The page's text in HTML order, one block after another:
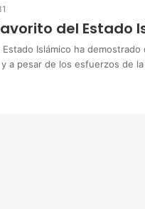
del Estado
Islámico ha demostrado
a pesar de los esfuerzos de